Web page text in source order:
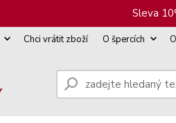
Sleva
Chci vrátit zboží O špercích